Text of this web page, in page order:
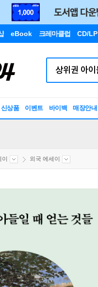
eBook 크레마클럽 CD/LP
신상품 이벤트 바이백 매장안내
외국 에세이